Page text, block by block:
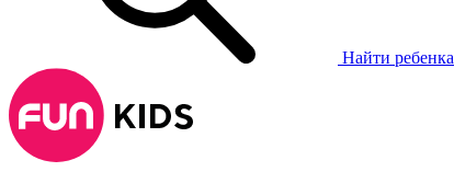
Найти ребенка